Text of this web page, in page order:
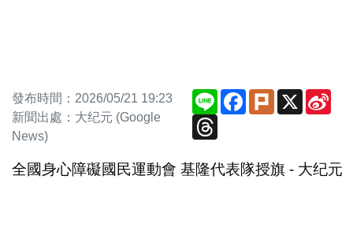
發布時間：2026/05/21 19:23
新聞出處：大纪元 (Google
News)
Line Facebook
Plurk X
全國身心障礙國民運動會 基隆代表隊授旗 - 大纪元